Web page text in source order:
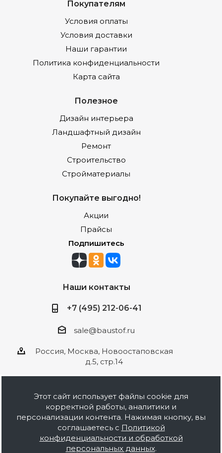
Покупателям
Условия оплаты
Условия доставки
Наши гарантии
Политика конфиденциальности
Карта сайта
Полезное
Дизайн интерьера
Ландшафтный дизайн
Ремонт
Строительство
Стройматериалы
Покупайте выгодно!
Акции
Прайсы
Подпишитесь
Наши контакты
+7 (495) 212-06-41
sale@baustof.ru
Россия, Москва, Новоостаповская
д.5, стр.14
2026 © ООО Баустов. Собственное
производство лакокрасочной продукции,
оптовая и розничная продажа строительных
материалов, комплектация объектов под ключ.
Этот сайт использует файлы cookie для
корректной работы, аналитики и
персонализации контента. Нажимая кнопку, вы
соглашаетесь с Политикой
конфиденциальности и обработкой
персональных данных.